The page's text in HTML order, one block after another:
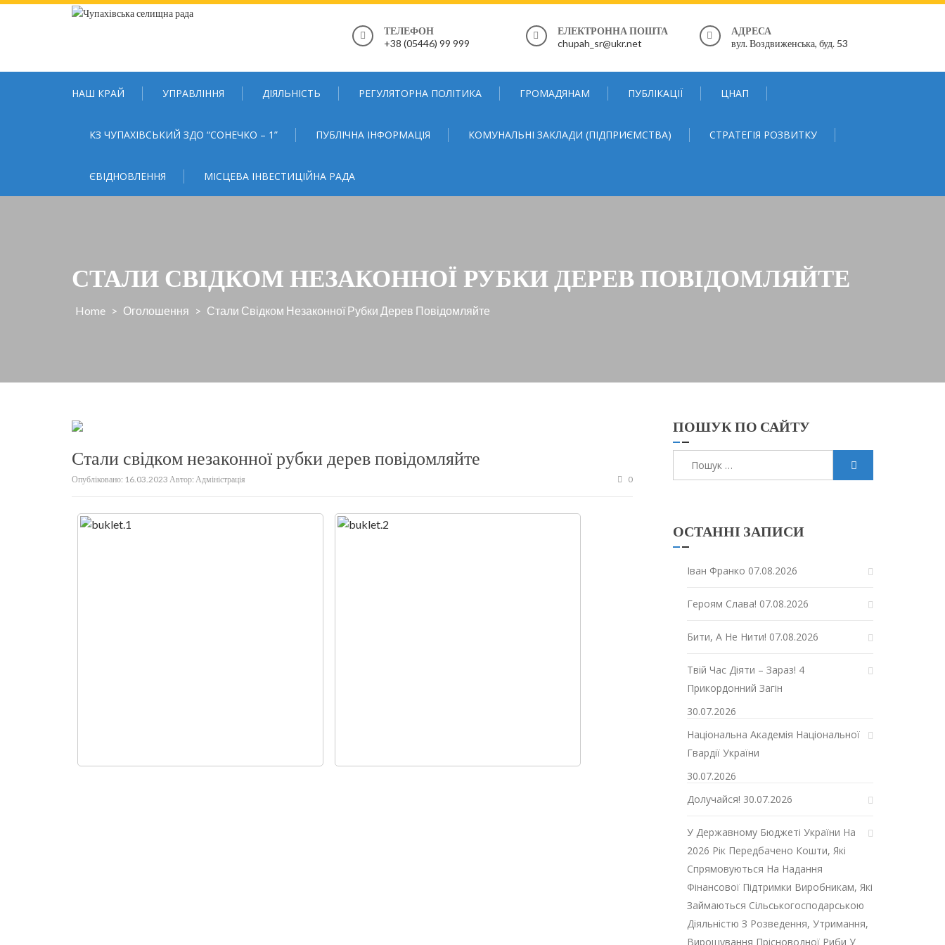
Skip
ТЕЛЕФОН
+38 (05446) 99 999
ЕЛЕКТРОННА ПОШТА
chupah_sr@ukr.net
АДРЕСА
вул. Воздвиженська, буд. 53
НАШ КРАЙ УПРАВЛІННЯ ДІЯЛЬНІСТЬ РЕГУЛЯТОРНА ПОЛІТИКА ГРОМАДЯНАМ ПУБЛІКАЦІЇ ЦНАП
КЗ ЧУПАХІВСЬКИЙ ЗДО “СОНЕЧКО – 1” ПУБЛІЧНА ІНФОРМАЦІЯ КОМУНАЛЬНІ ЗАКЛАДИ (ПІДПРИЄМСТВА) СТРАТЕГІЯ РОЗВИТКУ
ЄВІДНОВЛЕННЯ МІСЦЕВА ІНВЕСТИЦІЙНА РАДА
СТАЛИ СВІДКОМ НЕЗАКОННОЇ РУБКИ ДЕРЕВ ПОВІДОМЛЯЙТЕ
Home > Оголошення > Стали Свідком Незаконної Рубки Дерев Повідомляйте
Стали свідком незаконної рубки дерев повідомляйте
Опубліковано: 16.03.2023 Автор: Адміністрація 0
ПОШУК ПО САЙТУ
ОСТАННІ ЗАПИСИ
Іван Франко 07.08.2026
Героям Слава! 07.08.2026
Бити, А Не Нити! 07.08.2026
Твій Час Діяти – Зараз! 4
Прикордонний Загін
30.07.2026
Національна Академія Національної
Гвардії України
30.07.2026
Долучайся! 30.07.2026
У Державному Бюджеті України На
2026 Рік Передбачено Кошти, Які
Спрямовуються На Надання
Фінансової Підтримки Виробникам, Які
Займаються Сільськогосподарською
Діяльністю З Розведення, Утримання,
Вирощування Прісноводної Риби У